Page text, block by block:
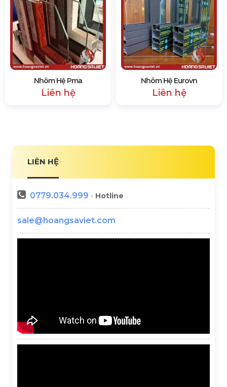
Nhôm Hệ Pma
Liên hệ
Nhôm Hệ Eurovn
Liên hệ
LIÊN HỆ
0779.034.999 - Hotline
sale@hoangsaviet.com